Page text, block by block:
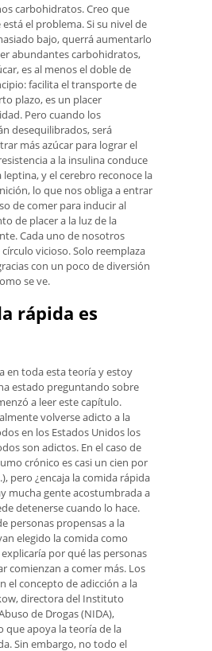
carbohidratos. Creo que
el problema. Si su nivel de
bajo, querrá aumentarlo
abundantes carbohidratos,
es al menos el doble de
facilita el transporte de
plazo, es un placer
Pero cuando los
desequilibrados, será
más azúcar para lograr el
a la insulina conduce
leptina, y el cerebro reconoce la
lo que nos obliga a entrar
de comer para inducir al
de placer a la luz de la
Cada uno de nosotros
vicioso. Solo reemplaza
con un poco de diversión
se ve.
rápida es
en toda esta teoría y estoy
estado preguntando sobre
a leer este capítulo.
volverse adicto a la
en los Estados Unidos los
son adictos. En el caso de
crónico es casi un cien por
pero ¿encaja la comida rápida
mucha gente acostumbrada a
detenerse cuando lo hace.
personas propensas a la
elegido la comida como
por qué las personas
comienzan a comer más. Los
el concepto de adicción a la
directora del Instituto
de Drogas (NIDA),
que apoya la teoría de la
Sin embargo, no todo el